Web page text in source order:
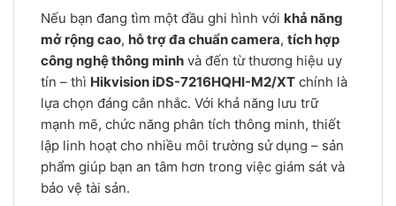
Nếu bạn đang tìm một đầu ghi hình với khả năng
mở rộng cao, hỗ trợ đa chuẩn camera, tích hợp
công nghệ thông minh và đến từ thương hiệu uy
tín – thì Hikvision iDS-7216HQHI-M2/XT chính là
lựa chọn đáng cân nhắc. Với khả năng lưu trữ
mạnh mẽ, chức năng phân tích thông minh, thiết
lập linh hoạt cho nhiều môi trường sử dụng – sản
phẩm giúp bạn an tâm hơn trong việc giám sát và
bảo vệ tài sản.